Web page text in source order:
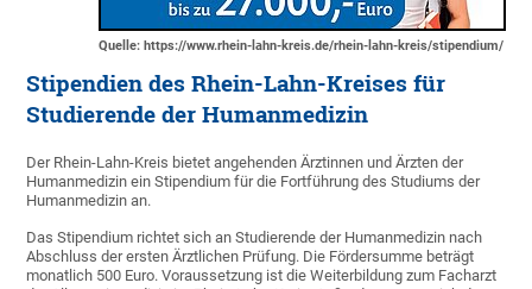
Quelle: https://www.rhein-lahn-kreis.de/rhein-lahn-kreis/stipendium/
Stipendien des Rhein-Lahn-Kreises für
Studierende der Humanmedizin
Der Rhein-Lahn-Kreis bietet angehenden Ärztinnen und Ärzten der
Humanmedizin ein Stipendium für die Fortführung des Studiums der
Humanmedizin an.
Das Stipendium richtet sich an Studierende der Humanmedizin nach
Abschluss der ersten Ärztlichen Prüfung. Die Fördersumme beträgt
monatlich 500 Euro. Voraussetzung ist die Weiterbildung zum Facharzt